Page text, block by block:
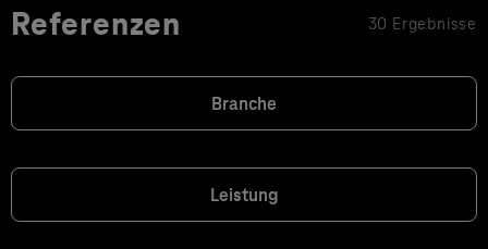
Referenzen 30 Ergebnisse
Branche
Leistung